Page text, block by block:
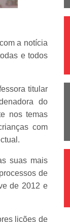
a notícia
e todos
titular
do
nos temas
com
suas mais
de
de 2012 e
lições de